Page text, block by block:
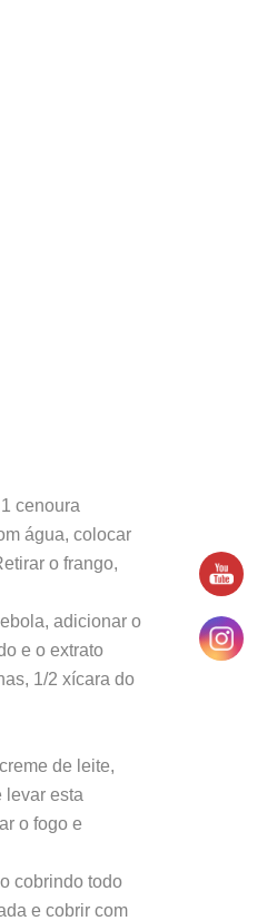
cenoura
água, colocar
o frango,
adicionar o
e o extrato
1/2 xícara do
de leite,
levar esta
o fogo e
cobrindo todo
e cobrir com